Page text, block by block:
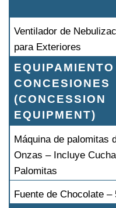
Ventilador de
para Exteriores
CONCESIONES
(CONCESSION
EQUIPMENT)
Máquina de palomitas
Onzas – Incluye
Palomitas
Fuente de Chocolate –